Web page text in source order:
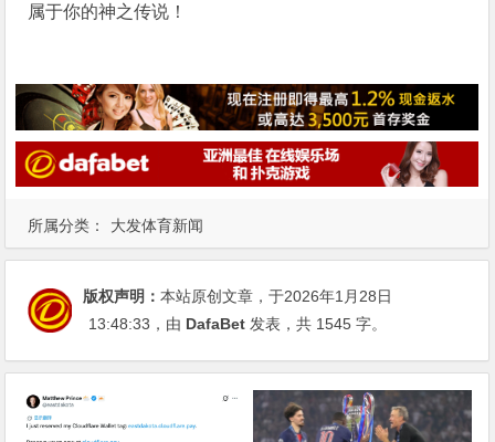
所属分类： 大发体育新闻
属于你的神之传说！
版权声明：本站原创文章，于2026年1月28日
13:48:33 ，由 DafaBet 发表，共 1545 字。